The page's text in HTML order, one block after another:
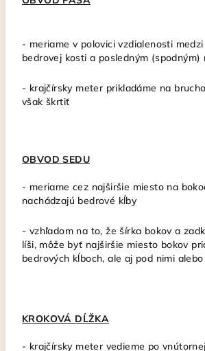
- meriame v polovici vzdialenosti
bedrovej kosti a posledným (spodným)
- krajčírsky meterprikladáme na
však škrtiť
OBVOD SEDU
- meriame cez najširšie miesto na
nachádzajú bedrové kĺby
- vzhľadom na to, že šírka bokov a
líši, môže byť najširšie miesto bokov
bedrových kĺboch, ale aj pod nimi
KROKOVÁ DĹŽKA
- krajčírsky meter vedieme po